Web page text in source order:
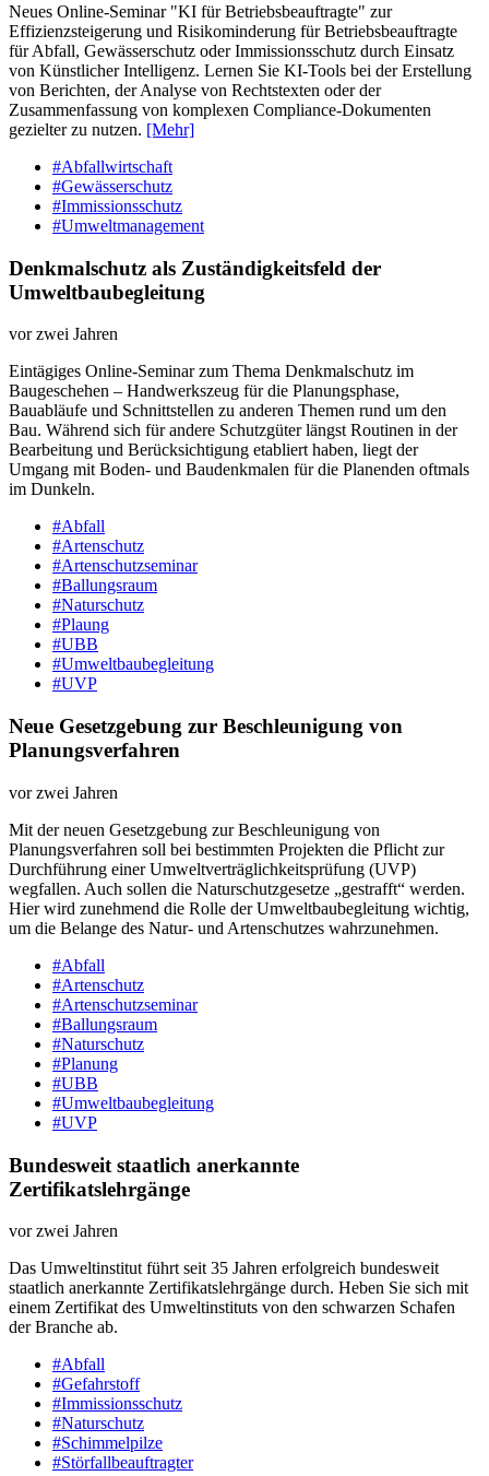
Neues Online-Seminar "KI für Betriebsbeauftragte" zur
Effizienzsteigerung und Risikominderung für Betriebsbeauftragte
für Abfall, Gewässerschutz oder Immissionsschutz durch Einsatz
von Künstlicher Intelligenz. Lernen Sie KI-Tools bei der Erstellung
von Berichten, der Analyse von Rechtstexten oder der
Zusammenfassung von komplexen Compliance-Dokumenten
gezielter zu nutzen. [Mehr]
#Abfallwirtschaft
#Gewässerschutz
#Immissionsschutz
#Umweltmanagement
Denkmalschutz als Zuständigkeitsfeld der
Umweltbaubegleitung
vor zwei Jahren
Eintägiges Online-​Seminar zum Thema Denkmalschutz im
Baugeschehen – Handwerkszeug für die Planungsphase,
Bauabläufe und Schnittstellen zu anderen Themen rund um den
Bau. Während sich für andere Schutzgüter längst Routinen in der
Bearbeitung und Berücksichtigung etabliert haben, liegt der
Umgang mit Boden-​ und Baudenkmalen für die Planenden oftmals
im Dunkeln.
#Abfall
#Artenschutz
#Artenschutzseminar
#Ballungsraum
#Naturschutz
#Plaung
#UBB
#Umweltbaubegleitung
#UVP
Neue Gesetzgebung zur Beschleunigung von
Planungsverfahren
vor zwei Jahren
Mit der neuen Gesetzgebung zur Beschleunigung von
Planungsverfahren soll bei bestimmten Projekten die Pflicht zur
Durchführung einer Umweltverträglichkeitsprüfung (UVP)
wegfallen. Auch sollen die Naturschutzgesetze „gestrafft“ werden.
Hier wird zunehmend die Rolle der Umweltbaubegleitung wichtig,
um die Belange des Natur- und Artenschutzes wahrzunehmen.
#Abfall
#Artenschutz
#Artenschutzseminar
#Ballungsraum
#Naturschutz
#Planung
#UBB
#Umweltbaubegleitung
#UVP
Bundesweit staatlich anerkannte
Zertifikatslehrgänge
vor zwei Jahren
Das Umweltinstitut führt seit 35 Jahren erfolgreich bundesweit
staatlich anerkannte Zertifikatslehrgänge durch. Heben Sie sich mit
einem Zertifikat des Umweltinstituts von den schwarzen Schafen
der Branche ab.
#Abfall
#Gefahrstoff
#Immissionsschutz
#Naturschutz
#Schimmelpilze
#Störfallbeauftragter